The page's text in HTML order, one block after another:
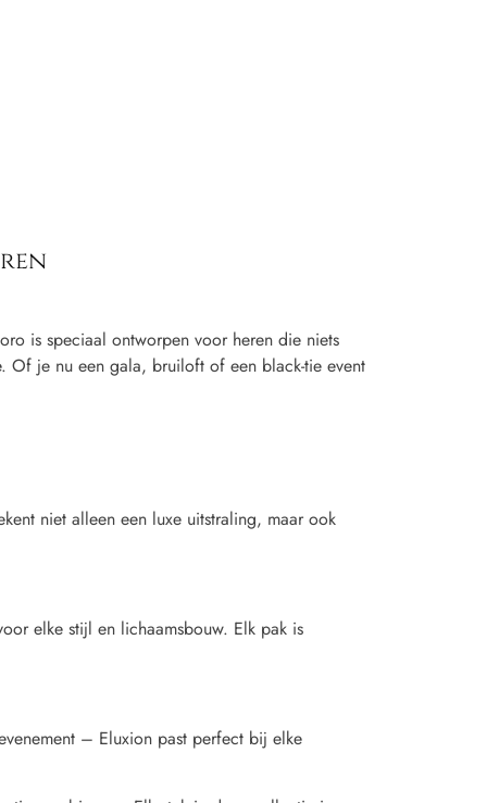
is speciaal ontworpen voor heren die niets
Of je nu een gala, bruiloft of een black-tie event
niet alleen een luxe uitstraling, maar ook
elke stijl en lichaamsbouw. Elk pak is
– Eluxion past perfect bij elke